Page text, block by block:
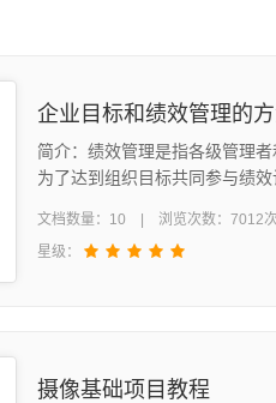
简介：绩效管理是指各级管理者
为了达到组织目标共同参与绩效
效结果应用、绩效目标提升的持
过程。
文档数量：10 | 浏览次数：7012次
星级：
摄像基础项目教程